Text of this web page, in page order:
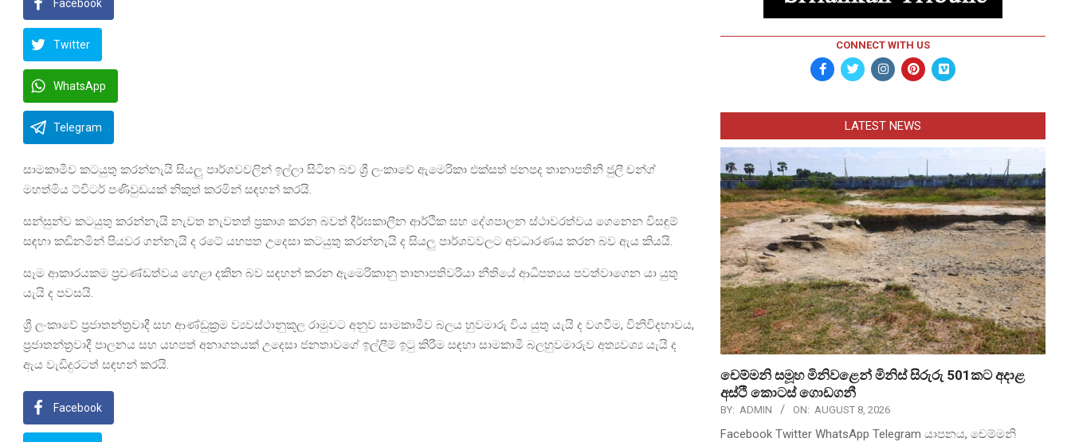
Facebook
Twitter
WhatsApp
Telegram
සාමකාමීව කටයුතු කරන්නැයි සියලු පාර්ශවවලින් ඉල්ලා සිටින බව ශ්‍රී ලංකාවේ ඇමෙරිකා එක්සත් ජනපද තානාපතිනි ජුලී චන්ග්
මහත්මිය ට්විටර් පණිවුඩයක් නිකුත් කරමින් සඳහන් කරයි.
සන්සුන්ව කටයුතු කරන්නැයි නැවත නැවතත් ප්‍රකාශ කරන බවත් දීර්ඝකාලීන ආර්ථික සහ දේශපාලන ස්ථාවරත්වය ගෙනෙන විසඳුම්
සඳහා කඩිනමින් පියවර ගන්නැයි ද රටේ යහපත උදෙසා කටයුතු කරන්නැයි ද සියලු පාර්ශවවලට අවධාරණය කරන බව ඇය කියයි.
සෑම ආකාරයකම ප්‍රචණ්ඩත්වය හෙළා දකින බව සඳහන් කරන ඇමෙරිකානු තානාපතිවරියා නීතියේ ආධිපත්‍යය පවත්වාගෙන යා යුතු
යැයි ද පවසයි.
ශ්‍රී ලංකාවේ ප්‍රජාතන්ත්‍රවාදී සහ ආණ්ඩුක්‍රම ව්‍යවස්ථානුකූල රාමුවට අනුව සාමකාමීව බලය හුවමාරු විය යුතු යැයි ද වගවීම, විනිවිදභාවය,
ප්‍රජාතන්ත්‍රවාදී පාලනය සහ යහපත් අනාගතයක් උදෙසා ජනතාවගේ ඉල්ලීම් ඉටු කිරීම සඳහා සාමකාමී බලහුවමාරුව අත්‍යවශ්‍ය යැයි ද
ඇය වැඩිදුරටත් සඳහන් කරයි.
Facebook
CONNECT WITH US
LATEST NEWS
චෙම්මනි සමූහ මිනිවළෙන් මිනිස් සිරුරු 501කට අදාළ
අස්ථි කොටස් ගොඩගනී
BY: ADMIN ON: AUGUST 8, 2026
Facebook Twitter WhatsApp Telegram යාපනය, චෙම්මනි